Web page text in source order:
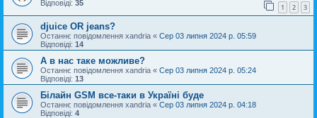
Відповіді: 35 1 2 3
djuice OR jeans?
Останнє повідомлення xandria « Сер 03 липня 2024 р. 05:59
Відповіді: 14
А в нас таке можливе?
Останнє повідомлення xandria « Сер 03 липня 2024 р. 05:24
Відповіді: 13
Білайн GSM все-таки в Україні буде
Останнє повідомлення xandria « Сер 03 липня 2024 р. 04:18
Відповіді: 4